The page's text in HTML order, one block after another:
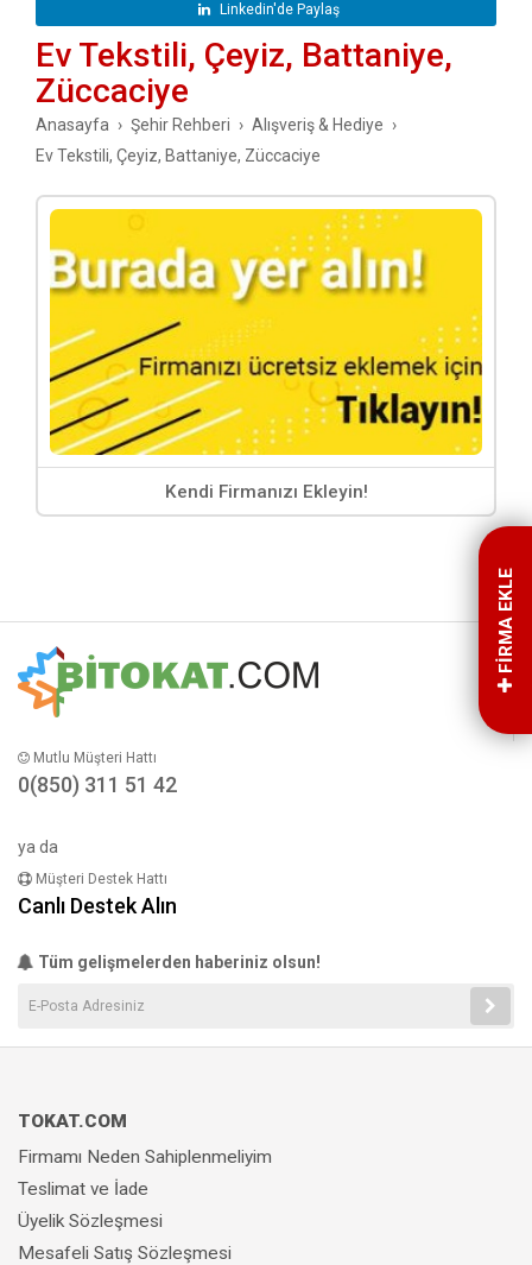
Linkedin'de Paylaş
Ev Tekstili, Çeyiz, Battaniye,
Züccaciye
Anasayfa Şehir Rehberi
Alışveriş & Hediye
Ev Tekstili, Çeyiz, Battaniye, Züccaciye
Kendi Firmanızı Ekleyin!
FİRMA EKLE
Mutlu Müşteri Hattı
0(850) 311 51 42
ya da
Müşteri Destek Hattı
Canlı Destek Alın
Tüm gelişmelerden haberiniz olsun!
TOKAT.COM
Firmamı Neden Sahiplenmeliyim
Teslimat ve İade
Üyelik Sözleşmesi
Mesafeli Satış Sözleşmesi